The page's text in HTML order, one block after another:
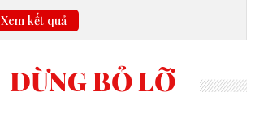
Xem kết quả
ĐỪNG BỎ LỠ